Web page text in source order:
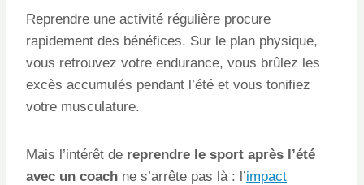
Reprendre une activité régulière procure
rapidement des bénéfices. Sur le plan physique,
vous retrouvez votre endurance, vous brûlez les
excès accumulés pendant l’été et vous tonifiez
votre musculature.
Mais l’intérêt de reprendre le sport après l’été
avec un coach ne s’arrête pas là : l’impact